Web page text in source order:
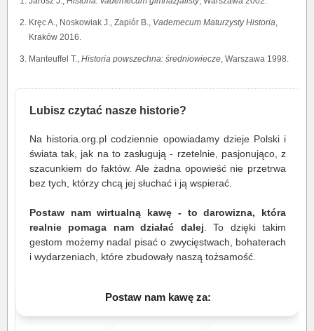
Kręc A., Noskowiak J., Zapiór B., Vademecum Maturzysty Historia,
Kraków 2016.
Manteuffel T., Historia powszechna: średniowiecze, Warszawa 1998.
Lubisz czytać nasze historie?
Na historia.org.pl codziennie opowiadamy dzieje Polski i
świata tak, jak na to zasługują - rzetelnie, pasjonująco, z
szacunkiem do faktów. Ale żadna opowieść nie przetrwa
bez tych, którzy chcą jej słuchać i ją wspierać.
Postaw nam wirtualną kawę - to darowizna, która
realnie pomaga nam działać dalej . To dzięki takim
gestom możemy nadal pisać o zwycięstwach, bohaterach
i wydarzeniach, które zbudowały naszą tożsamość.
Postaw nam kawę za: